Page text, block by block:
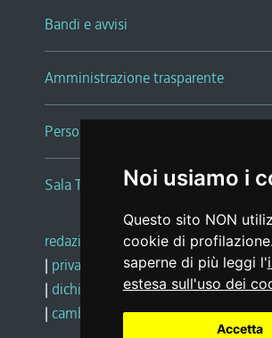
Noi usiamo i
Questo sito NON
cookie di
saperne di più leggi l'
estesa sull'uso dei
Accetta
Bandi e avvisi
Amministrazione trasparente
Persone e Uffici
Sala Tiziano Tessitori
redazione web |note legali |
| privacy
social media policy
| dichiarazione di accessibilità |
| cambio preferenze cookie